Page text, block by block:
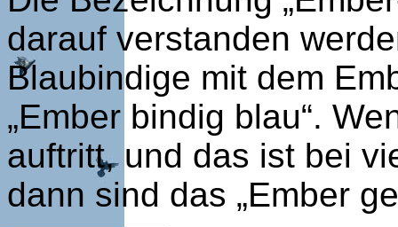
darauf verstanden
Blaubindige mit dem
„Ember bindig blau“.
auftritt, und das ist bei
dann sind das „Ember